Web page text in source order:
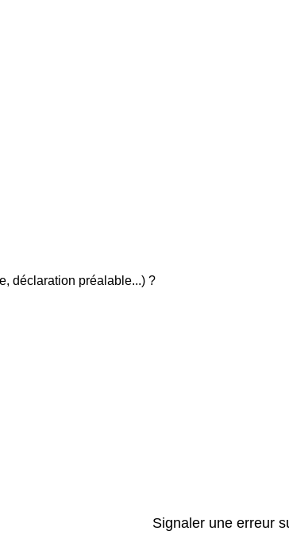
déclaration préalable...) ?
Signaler une erreur